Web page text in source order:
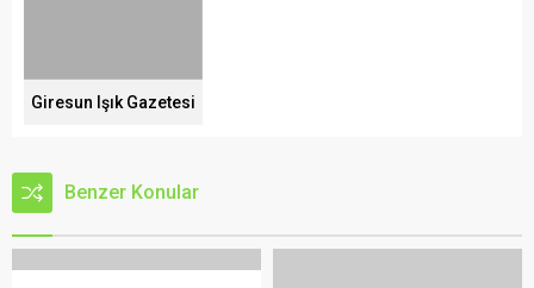
Giresun Işık Gazetesi
Benzer Konular